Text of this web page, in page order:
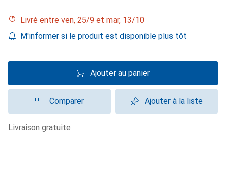
Livré entre ven, 25/9 et mar, 13/10
M'informer si le produit est disponible plus tôt
Ajouter au panier
Comparer Ajouter à la liste
livraison gratuite